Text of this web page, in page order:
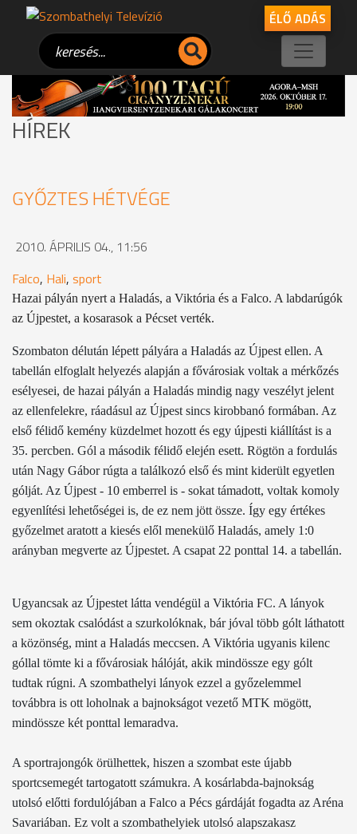
ÉLŐ ADÁS
HÍREK
GYŐZTES HÉTVÉGE
2010. ÁPRILIS 04., 11:56
Falco, Hali, sport
Hazai pályán nyert a Haladás, a Viktória és a Falco. A labdarúgók
az Újpestet, a kosarasok a Pécset verték.
Szombaton délután lépett pályára a Haladás az Újpest ellen. A
tabellán elfoglalt helyezés alapján a fővárosiak voltak a mérkőzés
esélyesei, de hazai pályán a Haladás mindig nagy veszélyt jelent
az ellenfelekre, ráadásul az Újpest sincs kirobbanó formában. Az
első félidő kemény küzdelmet hozott és egy újpesti kiállítást is a
35. percben. Gól a második félidő elején esett. Rögtön a fordulás
után Nagy Gábor rúgta a találkozó első és mint kiderült egyetlen
gólját. Az Újpest - 10 emberrel is - sokat támadott, voltak komoly
egyenlítési lehetőségei is, de ez nem jött össze. Így egy értékes
győzelmet aratott a kiesés elől menekülő Haladás, amely 1:0
arányban megverte az Újpestet. A csapat 22 ponttal 14. a tabellán.
Ugyancsak az Újpestet látta vendégül a Viktória FC. A lányok
sem okoztak csalódást a szurkolóknak, bár jóval több gólt láthatott
a közönség, mint a Haladás meccsen. A Viktória ugyanis kilenc
góllal tömte ki a fővárosiak hálóját, akik mindössze egy gólt
tudtak rúgni. A szombathelyi lányok ezzel a győzelemmel
továbbra is ott loholnak a bajnokságot vezető MTK mögött,
mindössze két ponttal lemaradva.
A sportrajongók örülhettek, hiszen a szombat este újabb
sportcsemegét tartogatott számukra. A kosárlabda-bajnokság
utolsó előtti fordulójában a Falco a Pécs gárdáját fogadta az Aréna
Savariában. Ez volt a szombathelyiek utolsó alapszakasz